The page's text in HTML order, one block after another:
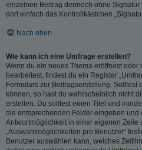
einzelnen Beitrag dennoch ohne Signatur
dort einfach das Kontrollkästchen
Nach oben
Wie kann ich eine Umfrage erstellen?
Wenn du ein neues Thema eröffnest
bearbeitest, findest du ein Register
Formulars zur Beitragserstellung. Solltest
können, so hast du wahrscheinlich nicht
erstellen. Du solltest einen Titel und
die entsprechenden Felder eingeben und
Antwortmöglichkeit in einer eigenen Zeile
„Auswahlmöglichkeiten pro Benutzer“
Benutzer auswählen kann, welches